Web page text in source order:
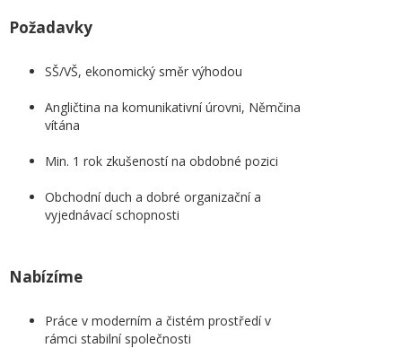
Požadavky
SŠ/VŠ, ekonomický směr výhodou
Angličtina na komunikativní úrovni, Němčina
vítána
Min. 1 rok zkušeností na obdobné pozici
Obchodní duch a dobré organizační a
vyjednávací schopnosti
Nabízíme
Práce v moderním a čistém prostředí v
rámci stabilní společnosti